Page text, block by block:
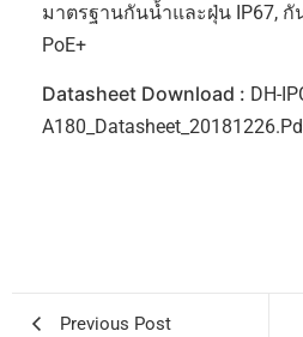
มาตรฐานกันน้ำและฝุ่น IP67, กั
PoE+
Datasheet Download : DH-
Previous Post